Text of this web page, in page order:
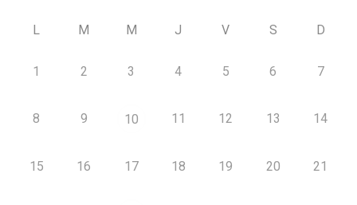
L M M J V S D
1 2 3 4 5 6 7
8 9 10 11 12 13 14
15 16 17 18 19 20 21